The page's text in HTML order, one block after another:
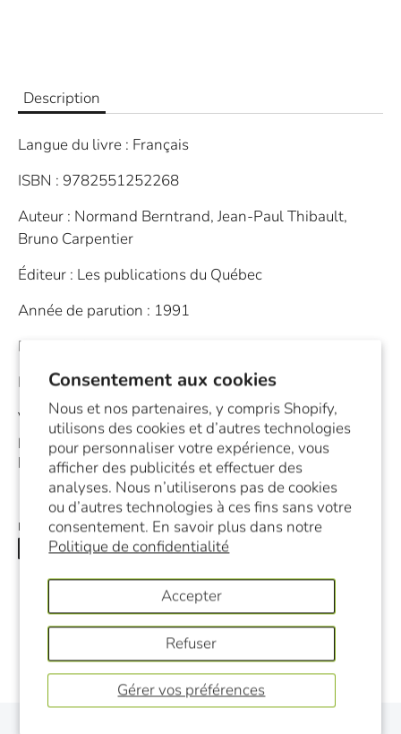
Consentement aux cookies
Nous et nos partenaires, y compris Shopify,
utilisons des cookies et d’autres technologies
pour personnaliser votre expérience, vous
afficher des publicités et effectuer des
analyses. Nous n’utiliserons pas de cookies
ou d’autres technologies à ces fins sans votre
consentement. En savoir plus dans notre
Politique de confidentialité
Gérer vos préférences
Accepter
Refuser
Description
Langue du livre : Français
ISBN : 9782551252268
Auteur : Normand Berntrand, Jean-Paul Thibault,
Bruno Carpentier
Éditeur : Les publications du Québec
Année de parution : 1991
Pages : 71
Livre à spirale
Voici le guide idéal pour vous aider à reconnaître les
principaux arbres du Québec, à partir d'information de
base.
Partager ceci:
PartagerTweeterÉpingler